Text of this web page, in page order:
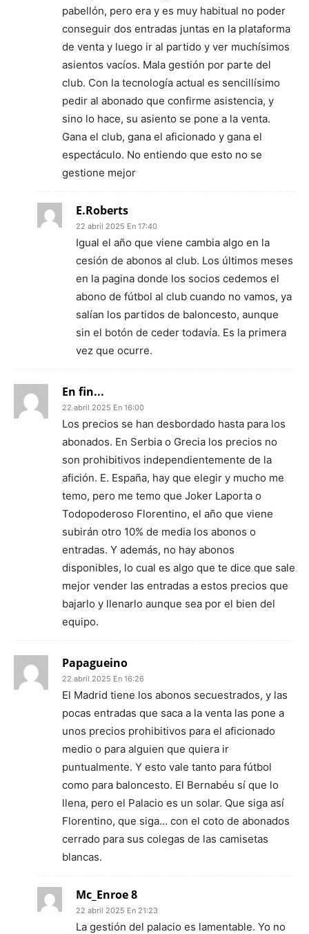
pabellón, pero era y es muy habitual no poder
conseguir dos entradas juntas en la plataforma
de venta y luego ir al partido y ver muchísimos
asientos vacíos. Mala gestión por parte del
club. Con la tecnología actual es sencillísimo
pedir al abonado que confirme asistencia, y
sino lo hace, su asiento se pone a la venta.
Gana el club, gana el aficionado y gana el
espectáculo. No entiendo que esto no se
gestione mejor
E.Roberts
22 abril 2025 En 17:40
Igual el año que viene cambia algo en la
cesión de abonos al club. Los últimos meses
en la pagina donde los socios cedemos el
abono de fútbol al club cuando no vamos, ya
salían los partidos de baloncesto, aunque
sin el botón de ceder todavía. Es la primera
vez que ocurre.
En fin...
22 abril 2025 En 16:00
Los precios se han desbordado hasta para los
abonados. En Serbia o Grecia los precios no
son prohibitivos independientemente de la
afición. E. España, hay que elegir y mucho me
temo, pero me temo que Joker Laporta o
Todopoderoso Florentino, el año que viene
subirán otro 10% de media los abonos o
entradas. Y además, no hay abonos
disponibles, lo cual es algo que te dice que sale
mejor vender las entradas a estos precios que
bajarlo y llenarlo aunque sea por el bien del
equipo.
Papagueino
22 abril 2025 En 16:26
El Madrid tiene los abonos secuestrados, y las
pocas entradas que saca a la venta las pone a
unos precios prohibitivos para el aficionado
medio o para alguien que quiera ir
puntualmente. Y esto vale tanto para fútbol
como para baloncesto. El Bernabéu sí que lo
llena, pero el Palacio es un solar. Que siga así
Florentino, que siga… con el coto de abonados
cerrado para sus colegas de las camisetas
blancas.
Mc_Enroe 8
22 abril 2025 En 21:23
La gestión del palacio es lamentable. Yo no